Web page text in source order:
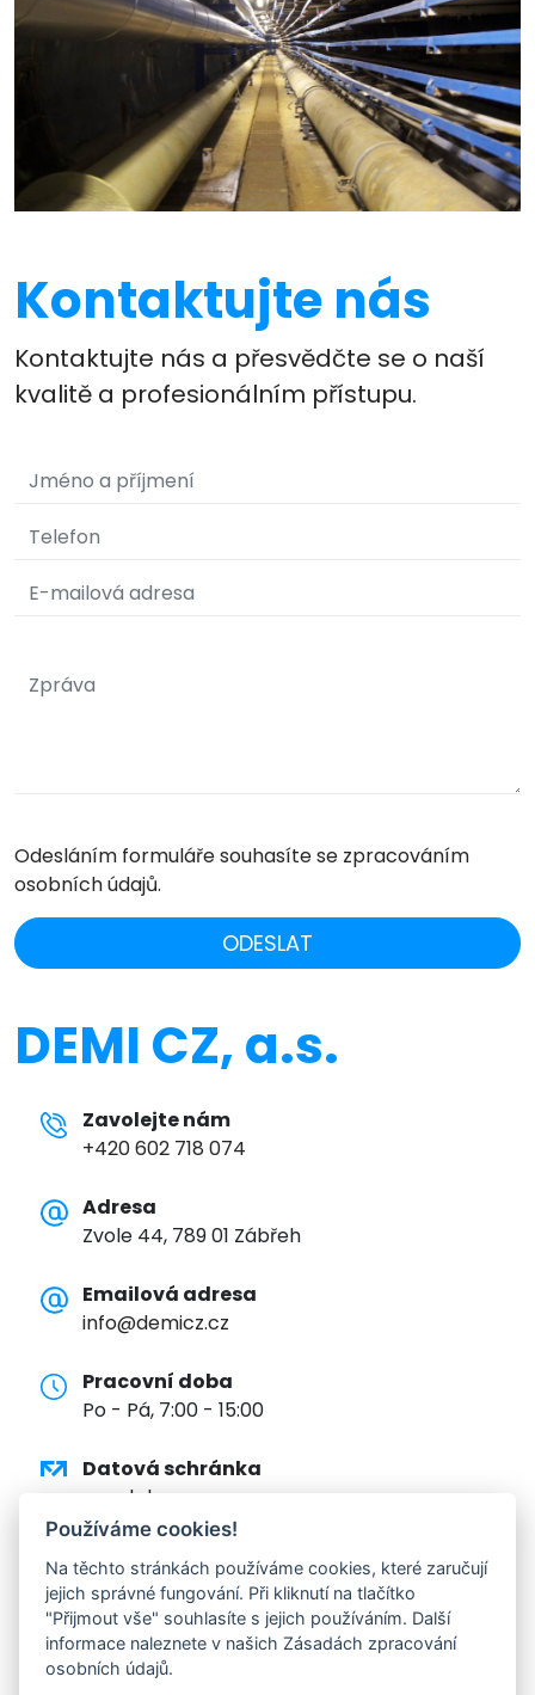
Kontaktujte nás
Kontaktujte nás a přesvědčte se o naší
kvalitě a profesionálním přístupu.
Odesláním formuláře souhasíte se zpracováním
osobních údajů.
ODESLAT
DEMI CZ, a.s.
Zavolejte nám
+420 602 718 074
Adresa
Zvole 44, 789 01 Zábřeh
Emailová adresa
info@demicz.cz
Pracovní doba
Po - Pá, 7:00 - 15:00
Datová schránka
eqwdphm
Bankovní spojení
7452900001/5500
IČ, DIČ
25388941, CZ25388941
Používáme cookies!
Na těchto stránkách používáme cookies, které zaručují
jejich správné fungování. Při kliknutí na tlačítko
"Přijmout vše" souhlasíte s jejich používáním. Další
informace naleznete v našich Zásadách zpracování
osobních údajů.